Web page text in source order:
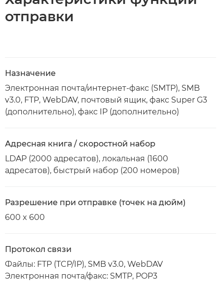
отправки
Назначение
Электронная почта/интернет-факс (SMTP), SMB
v3.0, FTP, WebDAV, почтовый ящик, факс Super G3
(дополнительно), факс IP (дополнительно)
Адресная книга / скоростной набор
LDAP (2000 адресатов), локальная (1600
адресатов), быстрый набор (200 номеров)
Разрешение при отправке (точек на дюйм)
600 x 600
Протокол связи
Файлы: FTP (TCP/IP), SMB v3.0, WebDAV
Электронная почта/факс: SMTP, POP3